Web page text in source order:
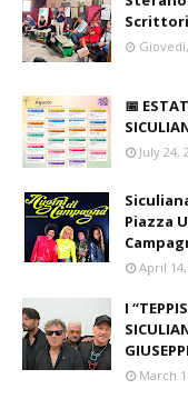
📅
July 24,
Piazza
April
I
March